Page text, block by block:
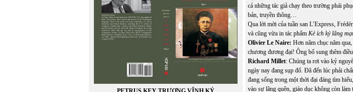
cả những tác giả chạy theo trường phái
bản, truyền thông…
Qua lời mời của tuần san L’Express,
và cũng vừa in tác phẩm Kẻ ích kỷ lãng
Olivier Le Naire: Hơn năm chục năm
chương đương đại! Ông bổ sung thêm
Richard Millet: Chúng ta rơi vào kỷ
ngày nay đang sụp đổ. Đã đến lúc phải
đang sống trong một thời đại đáng tìm
vào sự lãng quên, giáo dục không còn